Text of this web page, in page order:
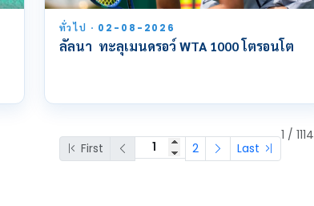
ทั่วไป · 02-08-2026
ลัลนา ทะลุเมนดรอว์ WTA 1000 โตรอนโต
First 2 Last
1 / 1114